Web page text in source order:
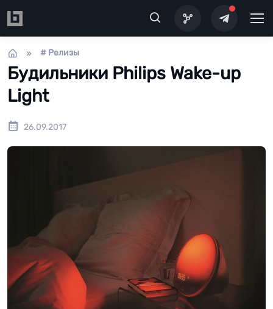
# Релизы
Будильники Philips Wake-up
Light
26.09.2017